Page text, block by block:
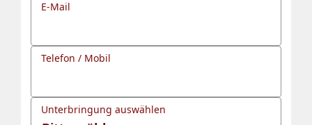
E-Mail
Telefon / Mobil
Unterbringung auswählen